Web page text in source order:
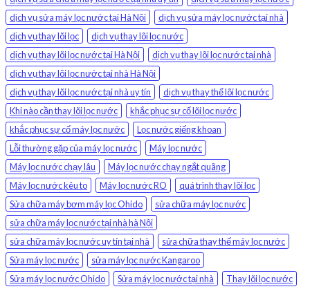
dịch vụ sửa máy lọc nước tại Hà Nội
dịch vụ sửa máy lọc nước tại nhà
dịch vụ thay lõi lọc
dịch vụ thay lõi lọc nước
dịch vụ thay lõi lọc nước tại Hà Nội
dịch vụ thay lõi lọc nước tại nhà
dịch vụ thay lõi lọc nước tại nhà Hà Nội
dịch vụ thay lõi lọc nước tại nhà uy tín
dịch vụ thay thế lõi lọc nước
Khi nào cần thay lõi lọc nước
khắc phục sự cố lõi lọc nước
khắc phục sự cố máy lọc nước
Lọc nước giếng khoan
Lỗi thường gặp của máy lọc nước
Máy lọc nước
Máy lọc nước chạy lâu
Máy lọc nước chạy ngắt quãng
Máy lọc nước kêu to
Máy lọc nước RO
quá trình thay lõi lọc
Sửa chữa máy bơm máy lọc Ohido
sửa chữa máy lọc nước
sửa chữa máy lọc nước tại nhà hà Nội
sửa chữa máy lọc nước uy tín tại nhà
sửa chữa thay thế máy lọc nước
Sửa máy lọc nước
sửa máy lọc nước Kangaroo
Sửa máy lọc nước Ohido
Sửa máy lọc nước tại nhà Thay lõi lọc nước